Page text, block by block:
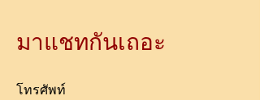
มาแชทกันเถอะ
โทรศัพท์